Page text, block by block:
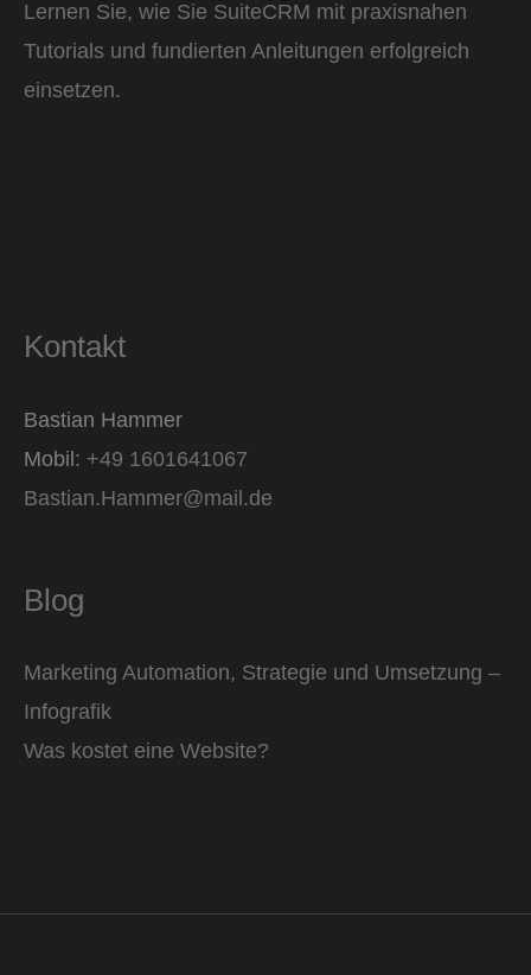
Lernen Sie, wie Sie SuiteCRM mit praxisnahen
Tutorials und fundierten Anleitungen erfolgreich
einsetzen.
Kontakt
Bastian Hammer
Mobil: +49 1601641067
Bastian.Hammer@mail.de
Blog
Marketing Automation, Strategie und Umsetzung –
Infografik
Was kostet eine Website?